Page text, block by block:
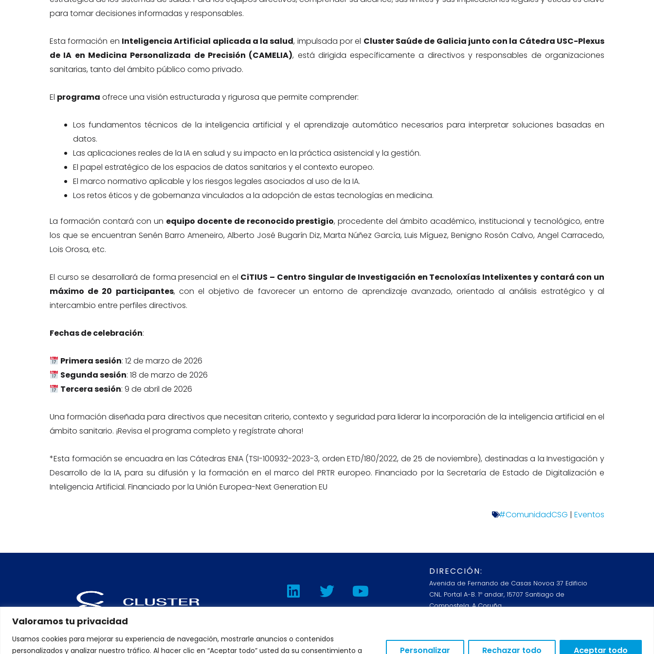
Valoramos tu privacidad
Usamos cookies para mejorar su experiencia de navegación, mostrarle anuncios o contenidos
personalizados y analizar nuestro tráfico. Al hacer clic en “Aceptar todo” usted da su consentimiento a
Personalizar Rechazar todo Aceptar todo
para tomar decisiones informadas y responsables.
Esta formación en Inteligencia Artificial aplicada a la salud, impulsada por el Cluster Saúde de Galicia junto con la Cátedra USC-Plexus
de IA en Medicina Personalizada de Precisión (CAMELIA), está dirigida específicamente a directivos y responsables de organizaciones
sanitarias, tanto del ámbito público como privado.
El programa ofrece una visión estructurada y rigurosa que permite comprender:
Los fundamentos técnicos de la inteligencia artificial y el aprendizaje automático necesarios para interpretar soluciones basadas en
datos.
Las aplicaciones reales de la IA en salud y su impacto en la práctica asistencial y la gestión.
El papel estratégico de los espacios de datos sanitarios y el contexto europeo.
El marco normativo aplicable y los riesgos legales asociados al uso de la IA.
Los retos éticos y de gobernanza vinculados a la adopción de estas tecnologías en medicina.
La formación contará con un equipo docente de reconocido prestigio, procedente del ámbito académico, institucional y tecnológico, entre
los que se encuentran Senén Barro Ameneiro, Alberto José Bugarín Diz, Marta Núñez García, Luis Míguez, Benigno Rosón Calvo, Angel Carracedo,
Lois Orosa, etc.
El curso se desarrollará de forma presencial en el CiTIUS – Centro Singular de Investigación en Tecnoloxías Intelixentes y contará con un
máximo de 20 participantes, con el objetivo de favorecer un entorno de aprendizaje avanzado, orientado al análisis estratégico y al
intercambio entre perfiles directivos.
Fechas de celebración:
Primera sesión: 12 de marzo de 2026
Segunda sesión: 18 de marzo de 2026
Tercera sesión: 9 de abril de 2026
Una formación diseñada para directivos que necesitan criterio, contexto y seguridad para liderar la incorporación de la inteligencia artificial en el
ámbito sanitario. ¡Revisa el programa completo y regístrate ahora!
*Esta formación se encuadra en las Cátedras ENIA (TSI-100932-2023-3, orden ETD/180/2022, de 25 de noviembre), destinadas a la Investigación y
Desarrollo de la IA, para su difusión y la formación en el marco del PRTR europeo. Financiado por la Secretaría de Estado de Digitalización e
Inteligencia Artificial. Financiado por la Unión Europea-Next Generation EU
#ComunidadCSG | Eventos
L
i
n
e
T
w
i
t
Y
o
u
POLÍTICA DE PRIVACIDAD
DIRECCIÓN:
Avenida de Fernando de Casas Novoa 37 Edificio
CNL. Portal A-B. 1º andar, 15707 Santiago de
Compostela, A Coruña
CONTACTO: